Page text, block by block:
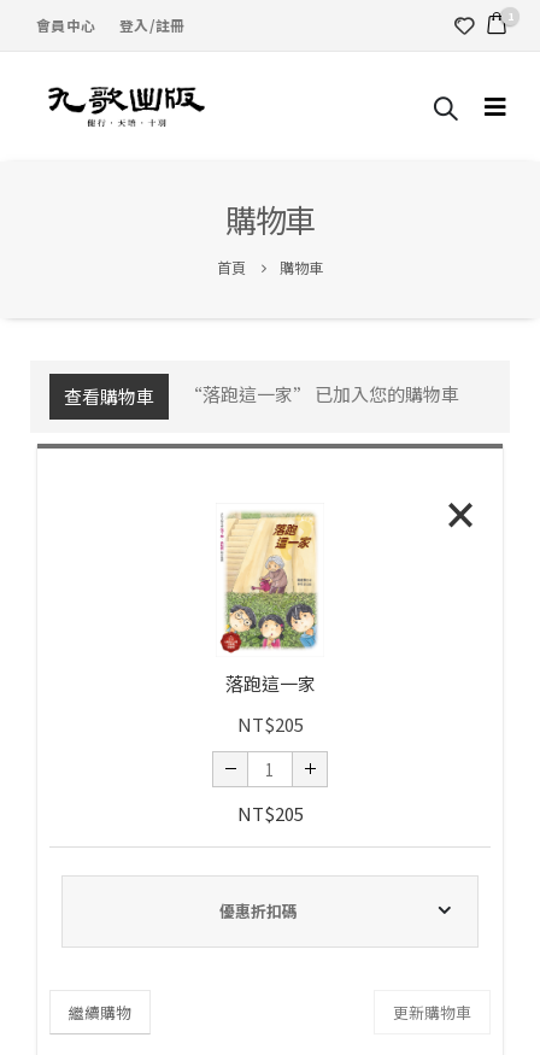
會員中心 登入/註冊 1
購物車
首頁 購物車
查看購物車 “落跑這一家” 已加入您的購物車
×
落跑這一家
NT$205
NT$205
優惠折扣碼
繼續購物 更新購物車